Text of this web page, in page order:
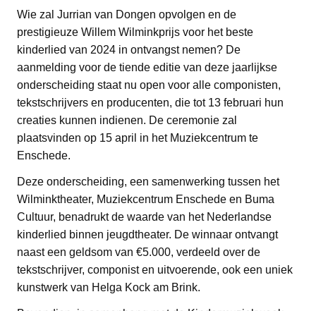
Wie zal Jurrian van Dongen opvolgen en de
prestigieuze Willem Wilminkprijs voor het beste
kinderlied van 2024 in ontvangst nemen? De
aanmelding voor de tiende editie van deze jaarlijkse
onderscheiding staat nu open voor alle componisten,
tekstschrijvers en producenten, die tot 13 februari hun
creaties kunnen indienen. De ceremonie zal
plaatsvinden op 15 april in het Muziekcentrum te
Enschede.
Deze onderscheiding, een samenwerking tussen het
Wilminktheater, Muziekcentrum Enschede en Buma
Cultuur, benadrukt de waarde van het Nederlandse
kinderlied binnen jeugdtheater. De winnaar ontvangt
naast een geldsom van €5.000, verdeeld over de
tekstschrijver, componist en uitvoerende, ook een uniek
kunstwerk van Helga Kock am Brink.